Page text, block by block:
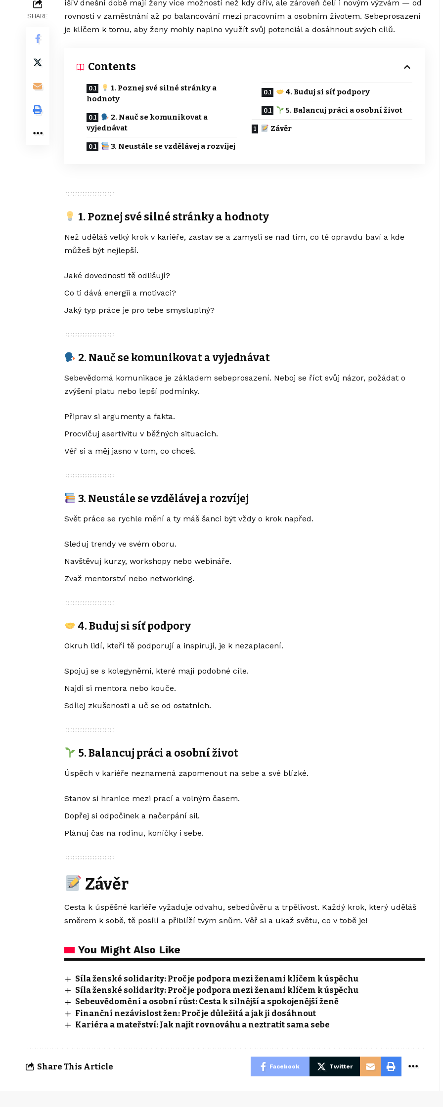
SHARE
íšíV dnešní době mají ženy více možností než kdy dřív, ale zároveň čelí i novým výzvám — od
rovnosti v zaměstnání až po balancování mezi pracovním a osobním životem. Sebeprosazení
je klíčem k tomu, aby ženy mohly naplno využít svůj potenciál a dosáhnout svých cílů.
Contents
1. Poznej své silné stránky a
hodnoty
2. Nauč se komunikovat a
vyjednávat
3. Neustále se vzdělávej a rozvíjej
4. Buduj si síť podpory
5. Balancuj práci a osobní život
Závěr
1. Poznej své silné stránky a hodnoty
Než uděláš velký krok v kariéře, zastav se a zamysli se nad tím, co tě opravdu baví a kde
můžeš být nejlepší.
Jaké dovednosti tě odlišují?
Co ti dává energii a motivaci?
Jaký typ práce je pro tebe smysluplný?
2. Nauč se komunikovat a vyjednávat
Sebevědomá komunikace je základem sebeprosazení. Neboj se říct svůj názor, požádat o
zvýšení platu nebo lepší podmínky.
Připrav si argumenty a fakta.
Procvičuj asertivitu v běžných situacích.
Věř si a měj jasno v tom, co chceš.
3. Neustále se vzdělávej a rozvíjej
Svět práce se rychle mění a ty máš šanci být vždy o krok napřed.
Sleduj trendy ve svém oboru.
Navštěvuj kurzy, workshopy nebo webináře.
Zvaž mentorství nebo networking.
4. Buduj si síť podpory
Okruh lidí, kteří tě podporují a inspirují, je k nezaplacení.
Spojuj se s kolegyněmi, které mají podobné cíle.
Najdi si mentora nebo kouče.
Sdílej zkušenosti a uč se od ostatních.
5. Balancuj práci a osobní život
Úspěch v kariéře neznamená zapomenout na sebe a své blízké.
Stanov si hranice mezi prací a volným časem.
Dopřej si odpočinek a načerpání sil.
Plánuj čas na rodinu, koníčky i sebe.
Závěr
Cesta k úspěšné kariéře vyžaduje odvahu, sebedůvěru a trpělivost. Každý krok, který uděláš
směrem k sobě, tě posílí a přiblíží tvým snům. Věř si a ukaž světu, co v tobě je!
You Might Also Like
Síla ženské solidarity: Proč je podpora mezi ženami klíčem k úspěchu
Síla ženské solidarity: Proč je podpora mezi ženami klíčem k úspěchu
Sebeuvědomění a osobní růst: Cesta k silnější a spokojenější ženě
Finanční nezávislost žen: Proč je důležitá a jak ji dosáhnout
Kariéra a mateřství: Jak najít rovnováhu a neztratit sama sebe
Share This Article Facebook Twitter